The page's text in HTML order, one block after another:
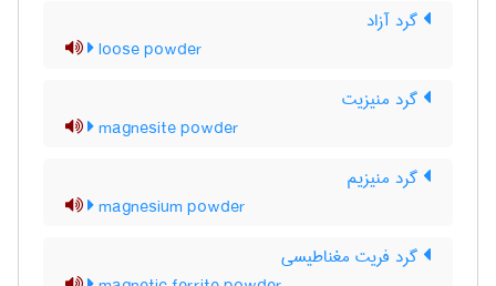
گرد آزاد
loose powder
گرد منیزیت
magnesite powder
گرد منیزیم
magnesium powder
گرد فریت مغناطیسی